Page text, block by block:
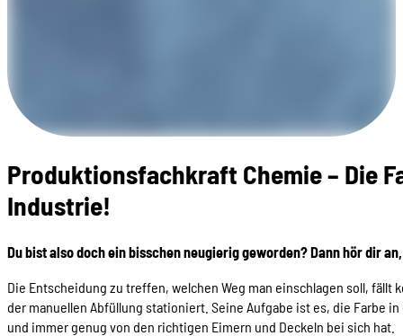
Produktionsfachkraft Chemie – Die
Industrie!
Du bist also doch ein bisschen neugierig geworden? Dann hör dir
Die Entscheidung zu treffen, welchen Weg man einschlagen soll,
der manuellen Abfüllung stationiert. Seine Aufgabe ist es, die Farbe
und immer genug von den richtigen Eimern und Deckeln bei sich hat.